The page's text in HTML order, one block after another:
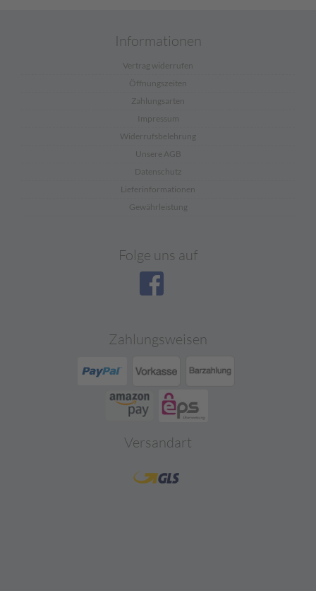
Informationen
Vertrag widerrufen
Öffnungszeiten
Zahlungsarten
Impressum
Widerrufsbelehrung
Unsere AGB
Datenschutz
Lieferinformationen
Gewährleistung
Folge uns auf
Zahlungsweisen
Versandart